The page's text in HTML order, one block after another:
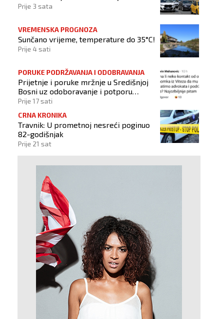
Prije 3 sata
VREMENSKA PROGNOZA
Sunčano vrijeme, temperature do 35°C!
Prije 4 sati
PORUKE PODRŽAVANJA I ODOBRAVANJA
Prijetnje i poruke mržnje u Središnjoj
Bosni uz odoboravanje i potporu
počinitelju
Prije 17 sati
CRNA KRONIKA
Travnik: U prometnoj nesreći poginuo
82-godišnjak
Prije 21 sat